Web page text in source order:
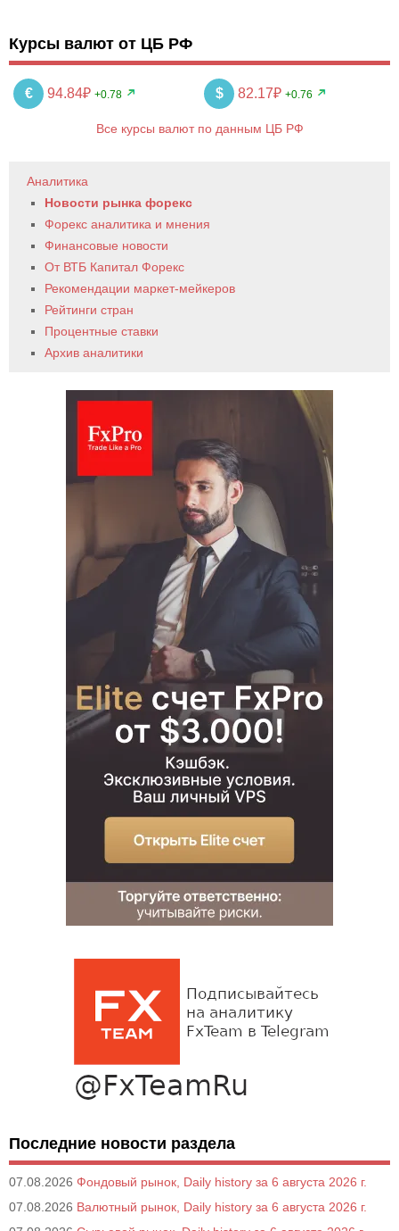
Курсы валют от ЦБ РФ
€ 94.84₽ +0.78 $ 82.17₽ +0.76
Все курсы валют по данным ЦБ РФ
Аналитика
Новости рынка форекс
Форекс аналитика и мнения
Финансовые новости
От ВТБ Капитал Форекс
Рекомендации маркет-мейкеров
Рейтинги стран
Процентные ставки
Архив аналитики
Последние новости раздела
07.08.2026 Фондовый рынок, Daily history за 6 августа 2026 г.
07.08.2026 Валютный рынок, Daily history за 6 августа 2026 г.